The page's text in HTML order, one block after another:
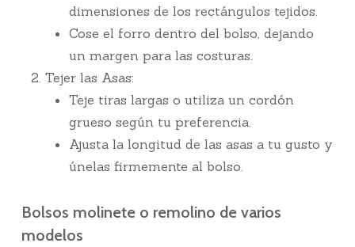
dimensiones de los rectángulos tejidos.
Cose el forro dentro del bolso, dejando
un margen para las costuras.
Tejer las Asas:
Teje tiras largas o utiliza un cordón
grueso según tu preferencia.
Ajusta la longitud de las asas a tu gusto y
únelas firmemente al bolso.
Bolsos molinete o remolino de varios
modelos